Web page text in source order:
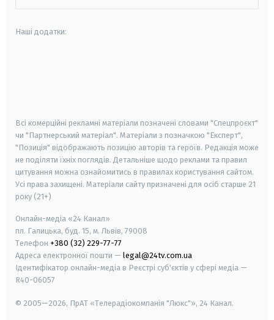
Наші додатки:
Всі комерційні рекламні матеріали позначені словами "Спецпроєкт"
чи "Партнерський матеріал". Матеріали з позначкою "Експерт",
"Позиція" відображають позицію авторів та героїв. Редакція може
не поділяти їхніх поглядів. Детальніше щодо реклами та правил
цитування можна ознайомитись в правилах користування сайтом.
Усі права захищені. Матеріали сайту призначені для осіб старше 21
року (21+)
Онлайн-медіа «24 Канал»
пл. Галицька, буд. 15, м. Львів, 79008
Телефон +380 (32) 229-77-77
Адреса електронної пошти — legal@24tv.com.ua
Ідентифікатор онлайн-медіа в Реєстрі суб'єктів у сфері медіа —
R40-06057
© 2005—2026, ПрАТ «Телерадіокомпанія "Люкс"», 24 Канал.